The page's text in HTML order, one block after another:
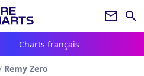
newsletter search
Charts français
Remy Zero